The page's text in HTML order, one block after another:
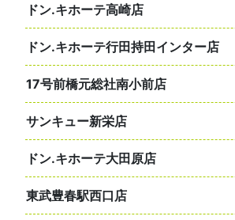
ドン.キホーテ高崎店
ドン.キホーテ行田持田インター店
17号前橋元総社南小前店
サンキュー新栄店
ドン.キホーテ大田原店
東武豊春駅西口店